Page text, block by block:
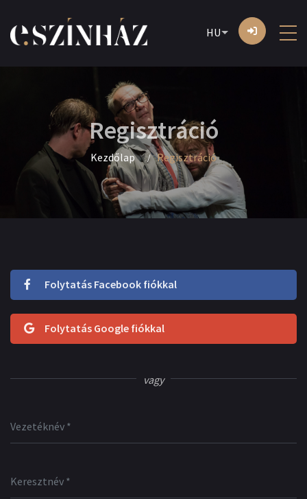
HU
Regisztráció
Kezdőlap Regisztráció
Folytatás Facebook fiókkal
Folytatás Google fiókkal
vagy